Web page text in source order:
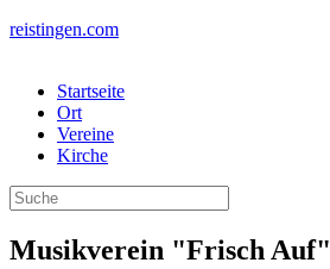
reistingen.com
Startseite
Ort
Vereine
Kirche
Musikverein "Frisch Auf"